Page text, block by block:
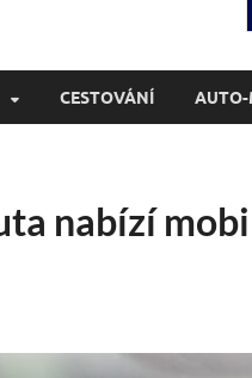
CESTOVÁNÍ
nabízí